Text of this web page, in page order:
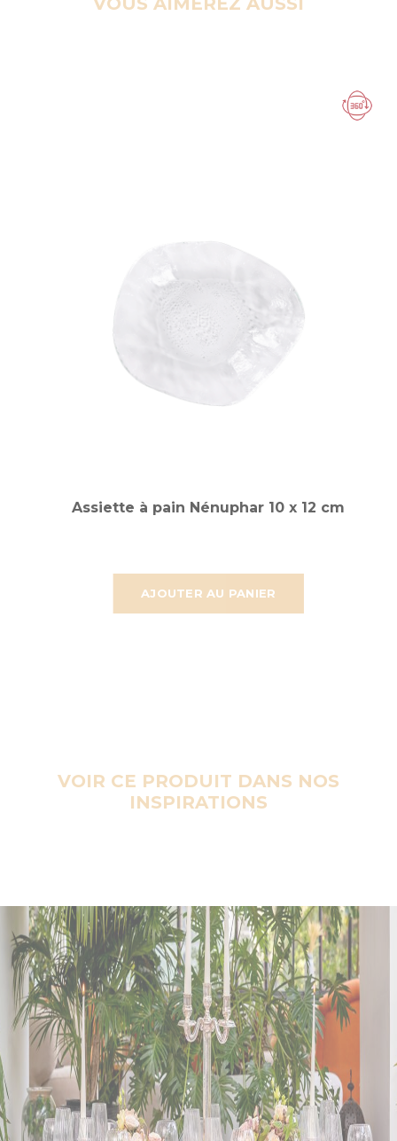
AJOUTER AU PANIER
Assiette à pain Nénuphar 10 x 12 cm
VOIR CE PRODUIT DANS NOS
INSPIRATIONS